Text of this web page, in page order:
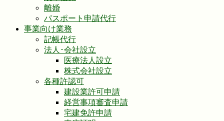
離婚
パスポート申請代行
事業向け業務
記帳代行
法人･会社設立
医療法人設立
株式会社設立
各種許認可
建設業許可申請
経営事項審査申請
宅建免許申請